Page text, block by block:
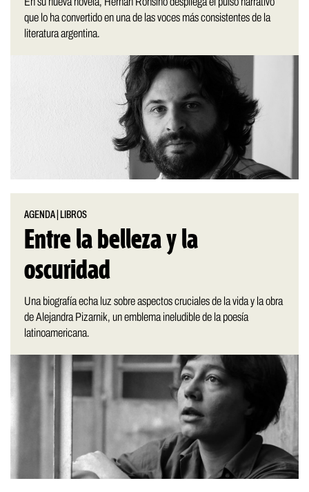
que lo ha convertido en una de las voces más consistentes de la
literatura argentina.
AGENDA LIBROS
Entre la belleza y la
oscuridad
Una biografía echa luz sobre aspectos cruciales de la vida y la obra
de Alejandra Pizarnik, un emblema ineludible de la poesía
latinoamericana.